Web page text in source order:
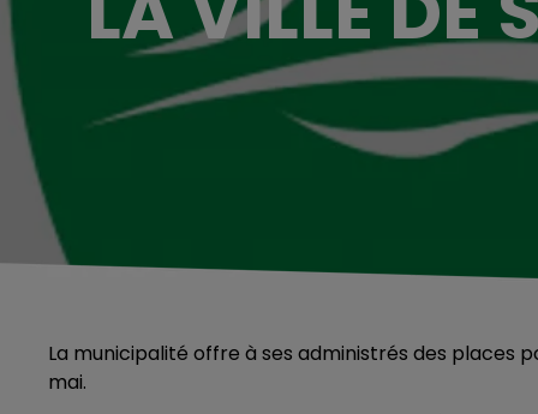
La municipalité offre à ses administrés des places
mai.